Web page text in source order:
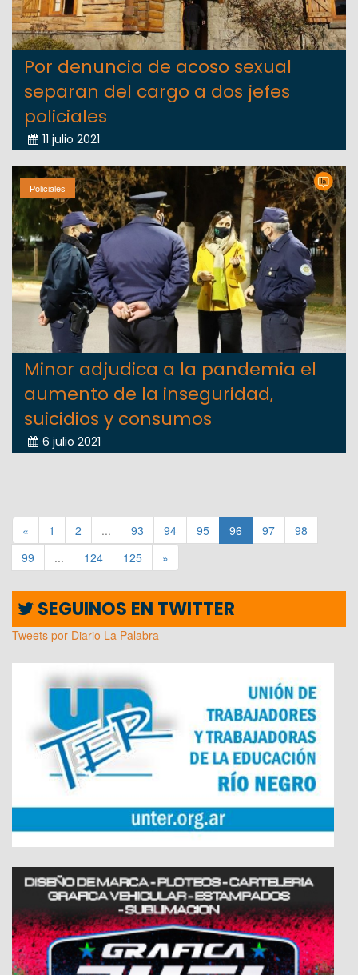
Por denuncia de acoso sexual
separan del cargo a dos jefes
policiales
11 julio 2021
Policiales
Minor adjudica a la pandemia el
aumento de la inseguridad,
suicidios y consumos
6 julio 2021
« 1 2 ... 93 94 95 96 97
98
99
... 124 125 »
SEGUINOS EN TWITTER
Tweets por Diario La Palabra